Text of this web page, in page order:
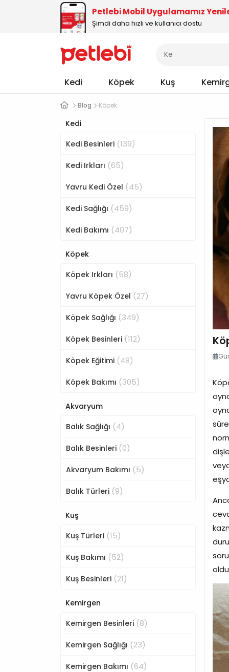
Petlebi Mobil Uygulamamız
Şimdi daha hızlı ve kullanıcı dostu
Kedi Köpek Kuş
Blog Köpek
Kedi
Kedi Besinleri (139)
Kedi Irkları (65)
Yavru Kedi Özel (45)
Kedi Sağlığı (459)
Kedi Bakımı (407)
Köpek
Köpek Irkları (58)
Yavru Köpek Özel (27)
Köpek Sağlığı (349)
Köpek Besinleri (112)
Köpek Eğitimi (48)
Köpek Bakımı (305)
Akvaryum
Balık Sağlığı (4)
Balık Besinleri (0)
Akvaryum Bakımı (5)
Balık Türleri (9)
Kuş
Kuş Türleri (15)
Kuş Bakımı (52)
Kuş Besinleri (21)
Kemirgen
Kemirgen Besinleri (8)
Kemirgen Sağlığı (23)
Kemirgen Bakımı (64)